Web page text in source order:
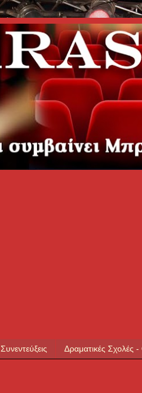
Συνεντεύξεις Δραματικές Σχολές